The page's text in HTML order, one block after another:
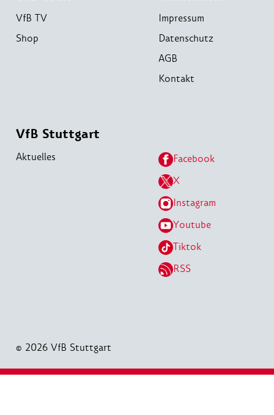
VfB TV
Shop
Impressum
Datenschutz
AGB
Kontakt
VfB Stuttgart
Aktuelles
Facebook
X
Instagram
Youtube
Tiktok
RSS
© 2026 VfB Stuttgart